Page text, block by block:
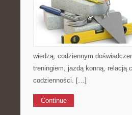
wiedzą, codziennym
treningiem, jazdą konną, relacją
codzienności. […]
Continue